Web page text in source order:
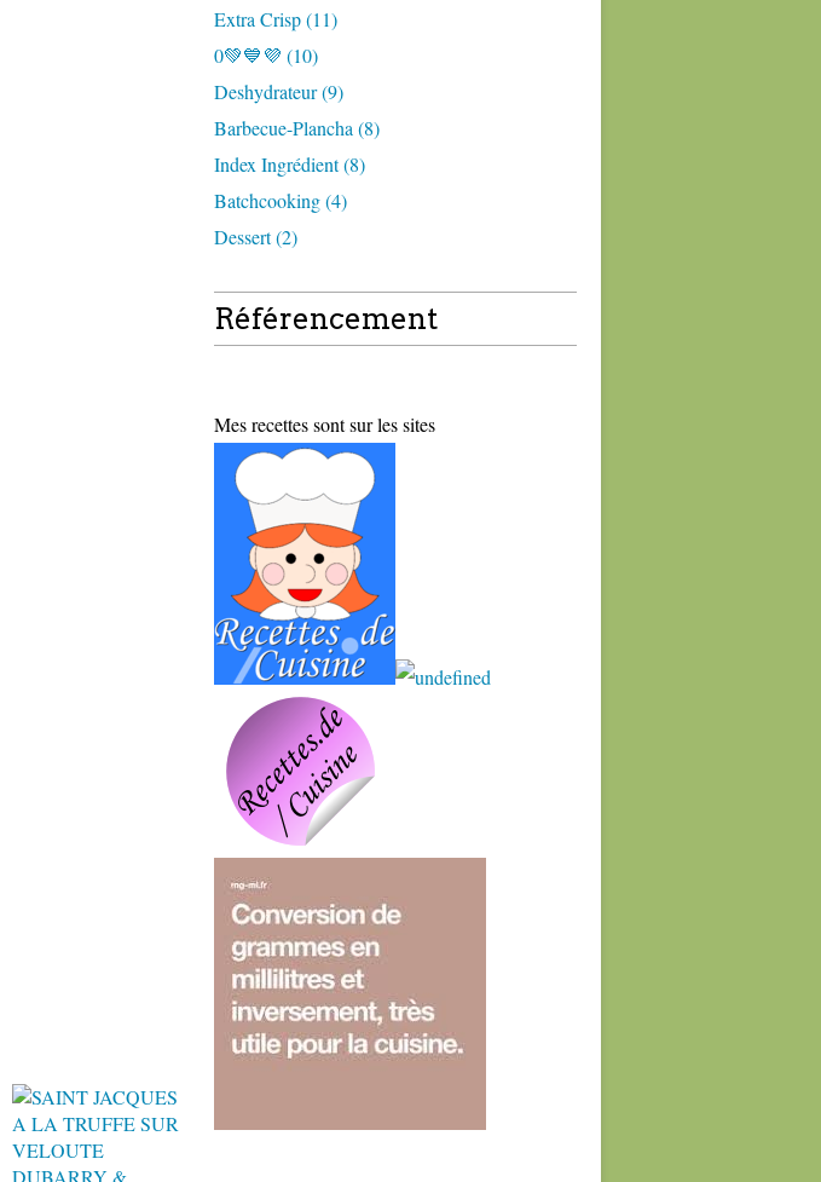
Extra Crisp (11)
0💚💙💜 (10)
Deshydrateur (9)
Barbecue-Plancha (8)
Index Ingrédient (8)
Batchcooking (4)
Dessert (2)
Référencement
Mes recettes sont sur les sites